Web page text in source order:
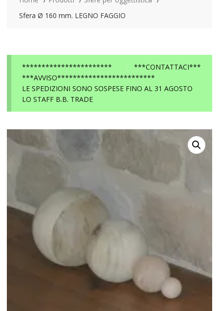
Sfera Ø 160 mm. LEGNO FAGGIO
***CONTATTACI***
***********************
***AVVISO*************************
LE SPEDIZIONI SONO SOSPESE FINO AL 31 AGOSTO
LO STAFF B.B. TRADE